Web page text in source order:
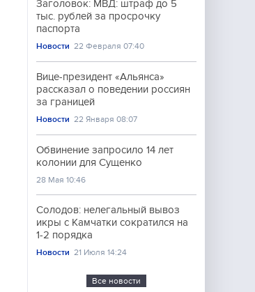
Заголовок: МВД: штраф до 5
тыс. рублей за просрочку
паспорта
Новости 22 Февраля 07:40
Вице-президент «Альянса»
рассказал о поведении россиян
за границей
Новости 22 Января 08:07
Обвинение запросило 14 лет
колонии для Сущенко
28 Мая 10:46
Солодов: нелегальный вывоз
икры с Камчатки сократился на
1-2 порядка
Новости 21 Июля 14:24
Все новости